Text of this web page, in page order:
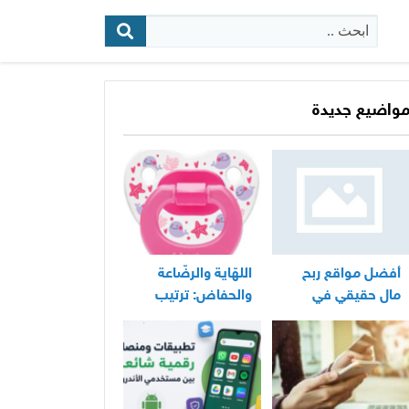
البحث:
مواضيع جديدة
أفضل مواقع ربح
مال حقيقي في
المغرب
اللهّاية والرضّاعة
والحفاض: ترتيب
عملي لأساسيات
العناية اليومية
بالرضيع